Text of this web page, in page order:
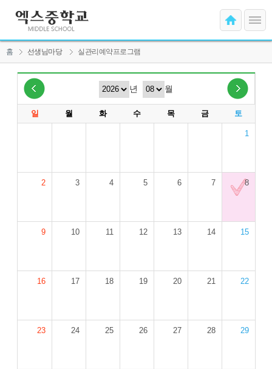
홈 선생님마당 실관리예약프로그램
년 월
일 월 화 수 목 금 토
1
2 3 4 5 6 7 8
9 10 11 12 13 14 15
16 17 18 19 20 21 22
23 24 25 26 27 28 29